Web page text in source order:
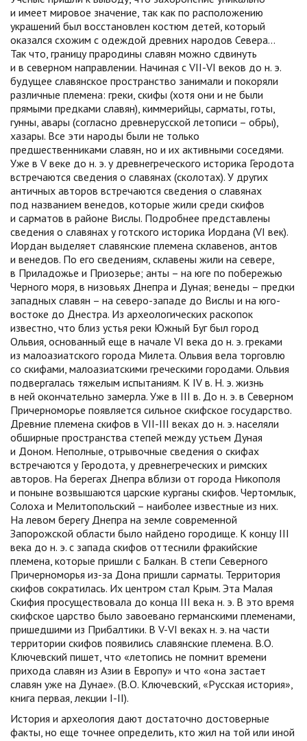
и имеет мировое значение, так как по расположению
украшений был восстановлен костюм детей, который
оказался схожим с одеждой древних народов Севера…
Так что, границу прародины славян можно сдвинуть
и в северном направлении. Начиная с VII-VI веков до н. э.
будущее славянское пространство занимали и покоряли
различные племена: греки, скифы (хотя они и не были
прямыми предками славян), киммерийцы, сарматы, готы,
гунны, авары (согласно древнерусской летописи – обры),
хазары. Все эти народы были не только
предшественниками славян, но и их активными соседями.
Уже в V веке до н. э. у древнегреческого историка Геродота
встречаются сведения о славянах (сколотах). У других
античных авторов встречаются сведения о славянах
под названием венедов, которые жили среди скифов
и сарматов в районе Вислы. Подробнее представлены
сведения о славянах у готского историка Иордана (VI век).
Иордан выделяет славянские племена склавенов, антов
и венедов. По его сведениям, склавены жили на севере,
в Приладожье и Приозерье; анты – на юге по побережью
Черного моря, в низовьях Днепра и Дуная; венеды – предки
западных славян – на северо-западе до Вислы и на юго-
востоке до Днестра. Из археологических раскопок
известно, что близ устья реки Южный Буг был город
Ольвия, основанный еще в начале VI века до н. э. греками
из малоазиатского города Милета. Ольвия вела торговлю
со скифами, малоазиатскими греческими городами. Ольвия
подвергалась тяжелым испытаниям. К IV в. Н. э. жизнь
в ней окончательно замерла. Уже в III в. До н. э. в Северном
Причерноморье появляется сильное скифское государство.
Древние племена скифов в VII-III веках до н. э. населяли
обширные пространства степей между устьем Дуная
и Доном. Неполные, отрывочные сведения о скифах
встречаются у Геродота, у древнегреческих и римских
авторов. На берегах Днепра вблизи от города Никополя
и поныне возвышаются царские курганы скифов. Чертомлык,
Солоха и Мелитопольский – наиболее известные из них.
На левом берегу Днепра на земле современной
Запорожской области было найдено городище. К концу III
века до н. э. с запада скифов оттеснили фракийские
племена, которые пришли с Балкан. В степи Северного
Причерноморья из-за Дона пришли сарматы. Территория
скифов сократилась. Их центром стал Крым. Эта Малая
Скифия просуществовала до конца III века н. э. В это время
скифское царство было завоевано германскими племенами,
пришедшими из Прибалтики. В V-VI веках н. э. на части
территории скифов появились славянские племена. В.О.
Ключевский пишет, что «летопись не помнит времени
прихода славян из Азии в Европу» и что «она застает
славян уже на Дунае». (В.О. Ключевский, «Русская история»,
книга первая, лекции I-II).
История и археология дают достаточно достоверные
факты, но еще точнее определить, кто жил на той или иной